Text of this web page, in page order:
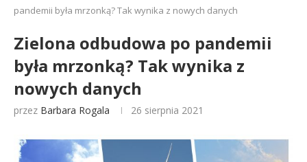
pandemii była mrzonką? Tak wynika z nowych danych
Zielona odbudowa po pandemii
była mrzonką? Tak wynika z
nowych danych
przez Barbara Rogala 26 sierpnia 2021